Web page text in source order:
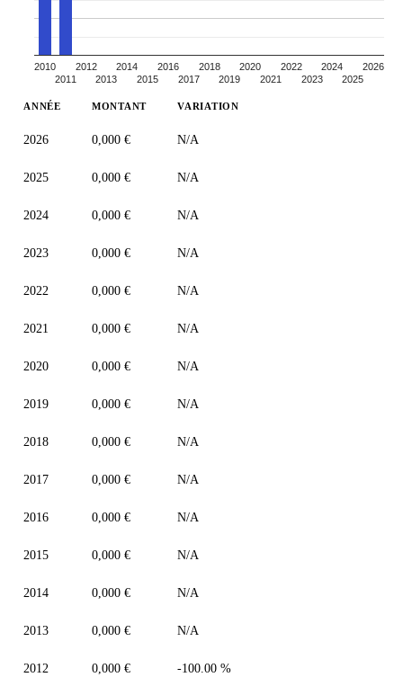
2010
2011
2012
2013
2014
2015
2016
2017
2018
2019
2020
2021
2022
2023
2024
2025
2026
ANNÉE MONTANT VARIATION
2026 0,000 € N/A
2025 0,000 € N/A
2024 0,000 € N/A
2023 0,000 € N/A
2022 0,000 € N/A
2021 0,000 € N/A
2020 0,000 € N/A
2019 0,000 € N/A
2018 0,000 € N/A
2017 0,000 € N/A
2016 0,000 € N/A
2015 0,000 € N/A
2014 0,000 € N/A
2013 0,000 € N/A
2012 0,000 € -100.00 %